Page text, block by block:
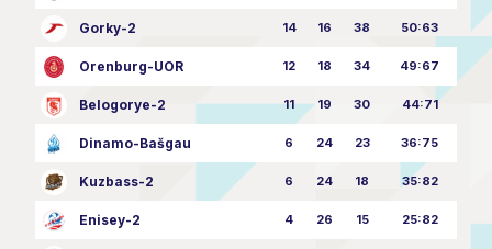
Gorky-2 14 16 38 50:63
Orenburg-UOR 12 18 34 49:67
Belogorye-2 11 19 30 44:71
Dinamo-Bašgau 6 24 23 36:75
Kuzbass-2 6 24 18 35:82
Enisey-2 4 26 15 25:82